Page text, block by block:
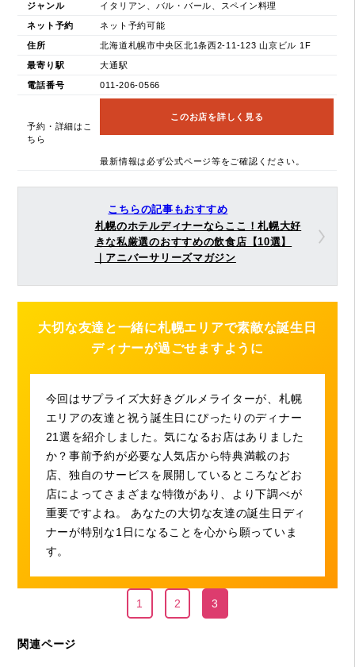
ジャンル イタリアン、バル・バール、スペイン料理
ネット予約 ネット予約可能
住所 北海道札幌市中央区北1条西2-11-123 山京ビル 1F
最寄り駅 大通駅
電話番号 011-206-0566
予約・詳細はこ
ちら
このお店を詳しく見る
最新情報は必ず公式ページ等をご確認ください。
こちらの記事もおすすめ
札幌のホテルディナーならここ！札幌大好
きな私厳選のおすすめの飲食店【10選】
｜アニバーサリーズマガジン
大切な友達と一緒に札幌エリアで素敵な誕生日
ディナーが過ごせますように
今回はサプライズ大好きグルメライターが、札幌
エリアの友達と祝う誕生日にぴったりのディナー
21選を紹介しました。気になるお店はありました
か？事前予約が必要な人気店から特典満載のお
店、独自のサービスを展開しているところなどお
店によってさまざまな特徴があり、より下調べが
重要ですよね。 あなたの大切な友達の誕生日ディ
ナーが特別な1日になることを心から願っていま
す。
1 2 3
関連ページ